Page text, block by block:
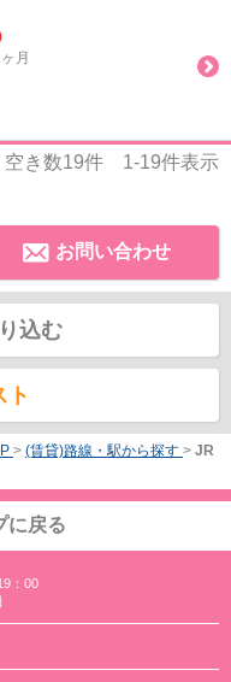
月
き数19件 1-19件表示
お問い合わせ
込む
ト
> (賃貸)路線・駅から探す > JR
に戻る
：00